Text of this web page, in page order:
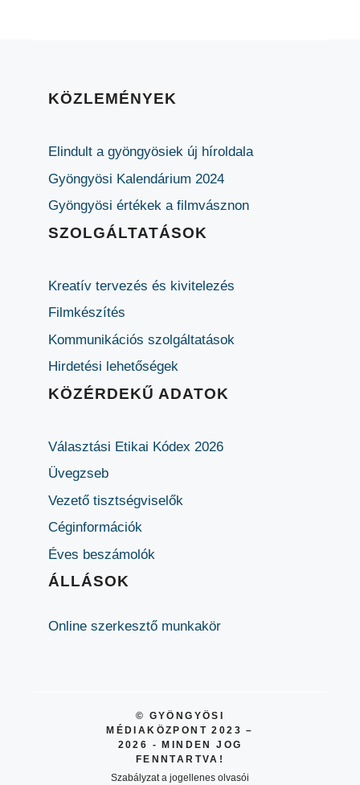
KÖZLEMÉNYEK
Elindult a gyöngyösiek új híroldala
Gyöngyösi Kalendárium 2024
Gyöngyösi értékek a filmvásznon
SZOLGÁLTATÁSOK
Kreatív tervezés és kivitelezés
Filmkészítés
Kommunikációs szolgáltatások
Hirdetési lehetőségek
KÖZÉRDEKŰ ADATOK
Választási Etikai Kódex 2026
Üvegzseb
Vezető tisztségviselők
Céginformációk
Éves beszámolók
ÁLLÁSOK
Online szerkesztő munkakör
© GYÖNGYÖSI
MÉDIAKÖZPONT 2023 –
2026 - MINDEN JOG
FENNTARTVA!
Szabályzat a jogellenes olvasói